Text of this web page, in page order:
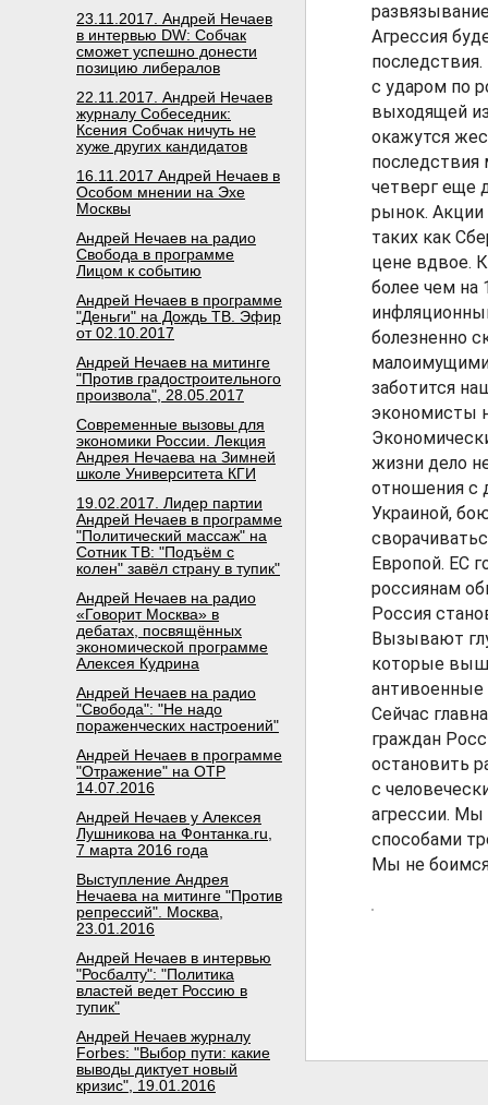
Агрессия
с ударом по
выходящей
окажутся
четверг еще
рынок. Акции
таких как
цене вдвое.
более чем на
болезненно
заботится
экономисты
жизни дело
отношения с
Украиной,
Европой. ЕС
россиянам
Россия
Вызывают
которые
антивоенные
Сейчас
граждан
остановить
с
агрессии.
способами
Мы не
23.11.2017. Андрей Нечаев
в интервью DW: Собчак
сможет успешно донести
позицию либералов
22.11.2017. Андрей Нечаев
журналу Собеседник:
Ксения Собчак ничуть не
хуже других кандидатов
16.11.2017 Андрей Нечаев в
Особом мнении на Эхе
Москвы
Андрей Нечаев на радио
Свобода в программе
Лицом к событию
Андрей Нечаев в программе
"Деньги" на Дождь ТВ. Эфир
от 02.10.2017
Андрей Нечаев на митинге
"Против градостроительного
произвола", 28.05.2017
Современные вызовы для
экономики России. Лекция
Андрея Нечаева на Зимней
школе Университета КГИ
19.02.2017. Лидер партии
Андрей Нечаев в программе
"Политический массаж" на
Сотник ТВ: "Подъём с
колен" завёл страну в тупик"
Андрей Нечаев на радио
«Говорит Москва» в
дебатах, посвящённых
экономической программе
Алексея Кудрина
Андрей Нечаев на радио
"Свобода": "Не надо
пораженческих настроений"
Андрей Нечаев в программе
"Отражение" на ОТР
14.07.2016
Андрей Нечаев у Алексея
Лушникова на Фонтанка.ru,
7 марта 2016 года
Выступление Андрея
Нечаева на митинге "Против
репрессий". Москва,
23.01.2016
Андрей Нечаев в интервью
"Росбалту": "Политика
властей ведет Россию в
тупик"
Андрей Нечаев журналу
Forbes: "Выбор пути: какие
выводы диктует новый
кризис", 19.01.2016